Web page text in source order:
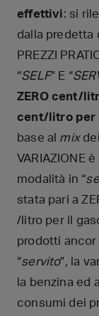
effettivi: si
dalla predetta
PREZZI
“SELF” E “
ZERO cent/
cent/litro per
base al mix
VARIAZIONE
modalità in “
stata pari a
/litro per il
prodotti ancor
“servito”, la
la benzina ed
consumi dei